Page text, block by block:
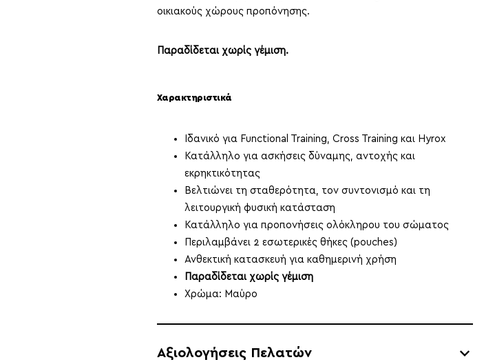
οικιακούς χώρους προπόνησης.
Παραδίδεται χωρίς γέμιση.
Χαρακτηριστικά
Ιδανικό για Functional Training, Cross Training και Hyrox
Κατάλληλο για ασκήσεις δύναμης, αντοχής και
εκρηκτικότητας
Βελτιώνει τη σταθερότητα, τον συντονισμό και τη
λειτουργική φυσική κατάσταση
Κατάλληλο για προπονήσεις ολόκληρου του σώματος
Περιλαμβάνει 2 εσωτερικές θήκες (pouches)
Ανθεκτική κατασκευή για καθημερινή χρήση
Παραδίδεται χωρίς γέμιση
Χρώμα: Μαύρο
Αξιολογήσεις Πελατών